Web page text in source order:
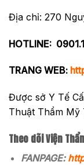
Địa chỉ: 270
HOTLINE:
TRANG WEB:
Được sở Y Tế
Thuật Thẩm Mỹ
Theo dõi Viện
FANPAGE: